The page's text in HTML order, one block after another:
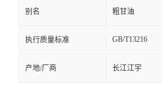
别名 粗甘油
执行质量标准 GB/T13216
产地/厂商 长江江宇